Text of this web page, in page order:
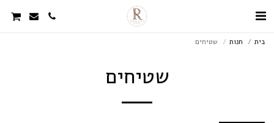
בית חנות שטיחים
שטיחים